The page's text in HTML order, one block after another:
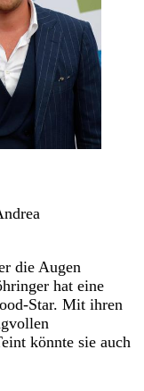
die Augen
hat eine
Star. Mit ihren
könnte sie auch